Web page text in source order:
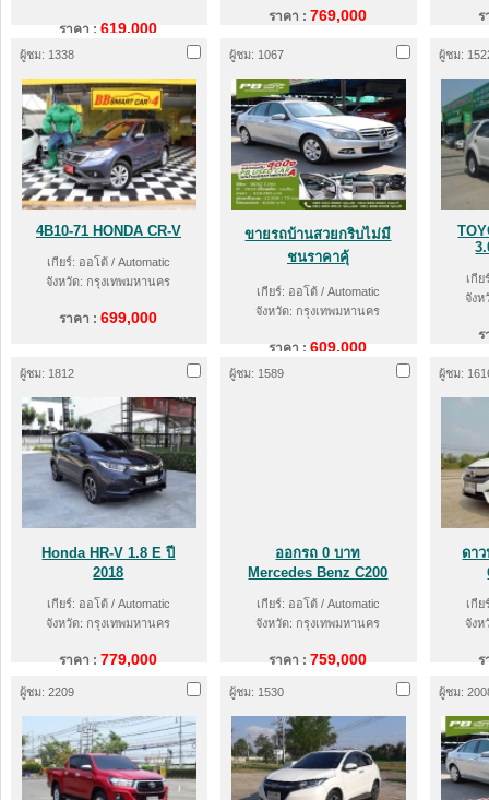
ราคา :619,000
ราคา :769,000
ผู้ชม: 1338
4B10-71 HONDA CR-V
เกียร์: ออโต้ / Automatic
จังหวัด: กรุงเทพมหานคร
ราคา :699,000
ผู้ชม: 1067
ขายรถบ้านสวยกริบไม่มี
ชนราคาคุ้
เกียร์: ออโต้ / Automatic
จังหวัด: กรุงเทพมหานคร
ราคา :609,000
ผู้ชม:
เกี
จังห
ผู้ชม: 1812
Honda HR-V 1.8 E ปี
2018
เกียร์: ออโต้ / Automatic
จังหวัด: กรุงเทพมหานคร
ราคา :779,000
ผู้ชม: 1589
ออกรถ 0 บาท
Mercedes Benz C200
เกียร์: ออโต้ / Automatic
จังหวัด: กรุงเทพมหานคร
ราคา :759,000
ผู้ชม:
ดา
เกี
จังห
ผู้ชม: 2209 ผู้ชม: 1530 ผู้ชม: